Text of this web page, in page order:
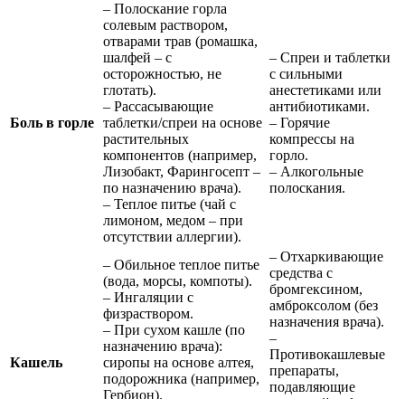
Боль в горле
– Полоскание горла
солевым раствором,
отварами трав (ромашка,
шалфей – с
осторожностью, не
глотать).
– Рассасывающие
таблетки/спреи на основе
растительных
компонентов (например,
Лизобакт, Фарингосепт –
по назначению врача).
– Теплое питье (чай с
лимоном, медом – при
отсутствии аллергии).
– Спреи и таблетки
с сильными
анестетиками или
антибиотиками.
– Горячие
компрессы на
горло.
– Алкогольные
полоскания.
Кашель
– Обильное теплое питье
(вода, морсы, компоты).
– Ингаляции с
физраствором.
– При сухом кашле (по
назначению врача):
сиропы на основе алтея,
подорожника (например,
Гербион).
– Отхаркивающие
средства с
бромгексином,
амброксолом (без
назначения врача).
–
Противокашлевые
препараты,
подавляющие